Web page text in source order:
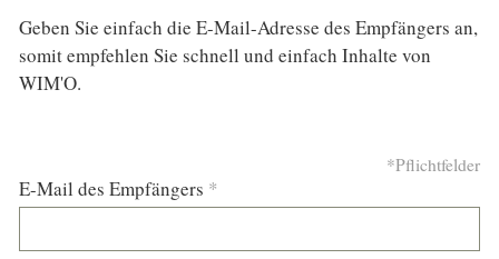
Geben Sie einfach die E-Mail-Adresse des Empfängers an,
somit empfehlen Sie schnell und einfach Inhalte von
WIM'O.
*Pflichtfelder
E-Mail des Empfängers *